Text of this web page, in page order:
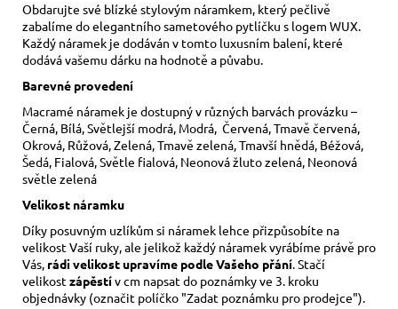
Obdarujte své blízké stylovým náramkem, který pečlivě
zabalíme do elegantního sametového pytlíčku s logem WUX.
Každý náramek je dodáván v tomto luxusním balení, které
dodává vašemu dárku na hodnotě a půvabu.
Barevné provedení
Macramé náramek je dostupný v různých barvách provázku –
Černá, Bílá, Světlejší modrá, Modrá, Červená, Tmavě červená,
Okrová, Růžová, Zelená, Tmavě zelená, Tmavší hnědá, Béžová,
Šedá, Fialová, Světle fialová, Neonová žluto zelená, Neonová
světle zelená
Velikost náramku
Díky posuvným uzlíkům si náramek lehce přizpůsobíte na
velikost Vaší ruky,ale jelikož každý náramek vyrábíme právě pro
Vás, rádi velikost upravíme podle Vašeho přání. Stačí
velikostzápěstív cm napsat do poznámky ve 3. kroku
objednávky (označit políčko "Zadat poznámku pro prodejce").